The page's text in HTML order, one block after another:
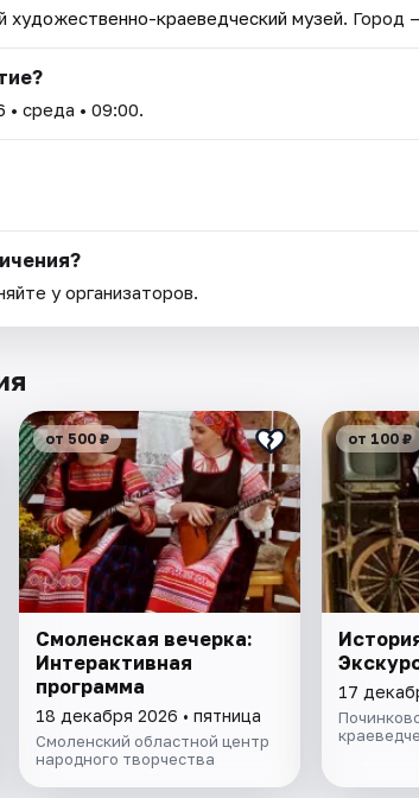
художественно-краеведческий музей. Город
• среда • 09:00.
у организаторов.
от 500 ₽
Смоленская вечерка:
Интерактивная
программа
18 декабря 2026 • пятница
Смоленский областной центр
народного творчества
от 100 ₽
17